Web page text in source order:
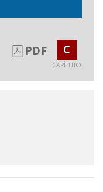
PDF C
CAPÍTULO